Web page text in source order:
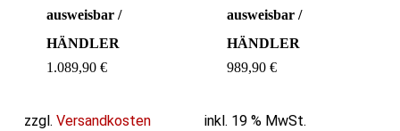
ausweisbar /
HÄNDLER
1.089,90 €
zzgl. Versandkosten
ausweisbar /
HÄNDLER
989,90 €
inkl. 19 % MwSt.